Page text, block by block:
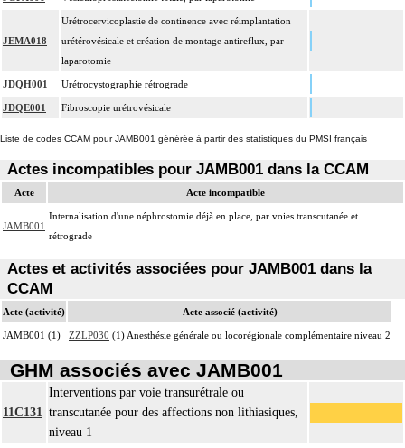
JEMA018
Urétrocervicoplastie de continence avec réimplantation
urétérovésicale et création de montage antireflux, par
laparotomie
JDQH001 Urétrocystographie rétrograde
JDQE001 Fibroscopie urétrovésicale
Liste de codes CCAM pour JAMB001 générée à partir des statistiques du PMSI français
Actes incompatibles pour JAMB001 dans la CCAM
Acte Acte incompatible
JAMB001
Internalisation d'une néphrostomie déjà en place, par voies transcutanée et
rétrograde
Actes et activités associées pour JAMB001 dans la
CCAM
Acte (activité) Acte associé (activité)
JAMB001 (1) ZZLP030 (1) Anesthésie générale ou locorégionale complémentaire niveau 2
GHM associés avec JAMB001
11C131
Interventions par voie transurétrale ou
transcutanée pour des affections non lithiasiques,
niveau 1